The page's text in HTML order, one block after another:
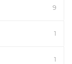
9
1
1